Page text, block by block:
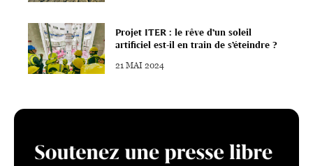
Projet ITER : le rêve d’un soleil
artificiel est-il en train de s’éteindre ?
21 MAI 2024